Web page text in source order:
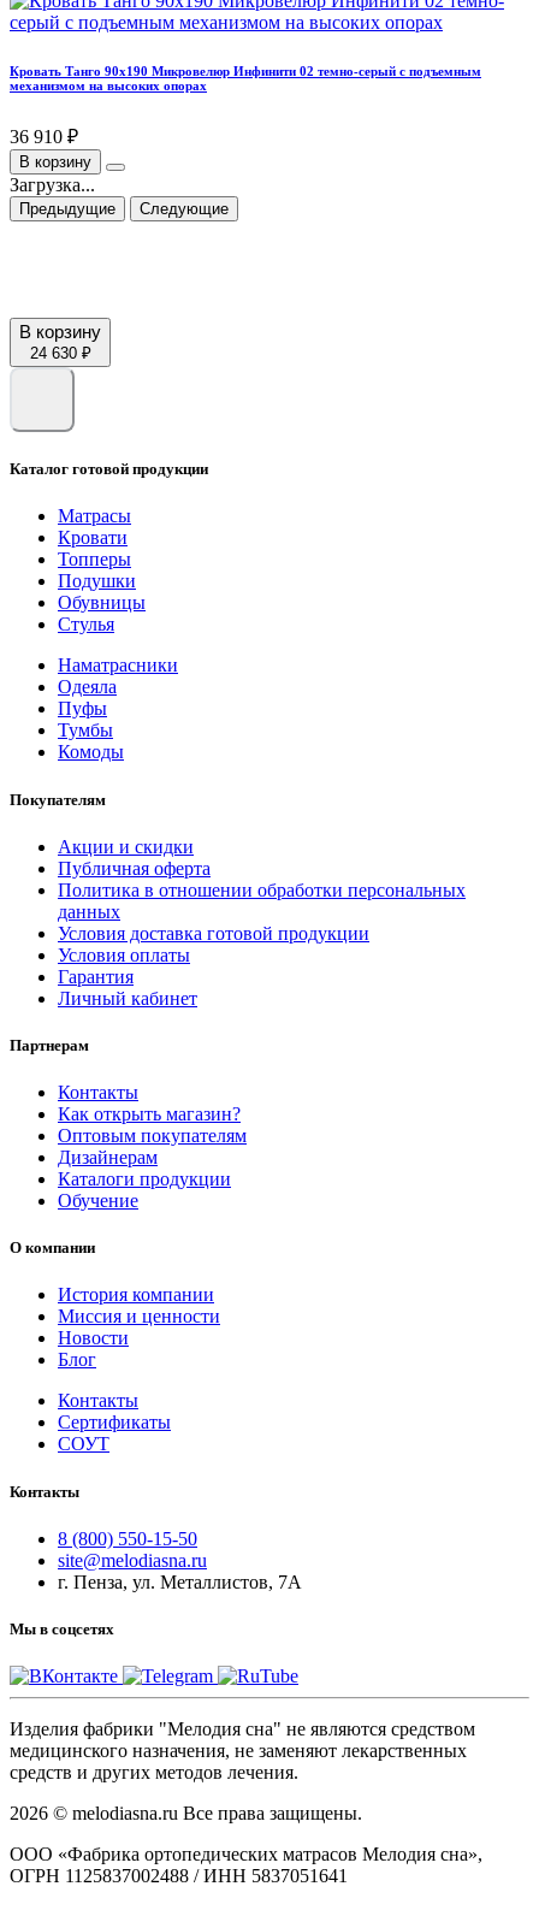
Кровать Танго 90х190 Микровелюр Инфинити 02 темно-серый с подъемным
механизмом на высоких опорах
36 910 ₽
В корзину
Загрузка...
Предыдущие Следующие
В корзину
24 630 ₽
Каталог готовой продукции
Матрасы
Кровати
Топперы
Подушки
Обувницы
Стулья
Наматрасники
Одеяла
Пуфы
Тумбы
Комоды
Покупателям
Акции и скидки
Публичная оферта
Политика в отношении обработки персональных
данных
Условия доставка готовой продукции
Условия оплаты
Гарантия
Личный кабинет
Партнерам
Контакты
Как открыть магазин?
Оптовым покупателям
Дизайнерам
Каталоги продукции
Обучение
О компании
История компании
Миссия и ценности
Новости
Блог
Контакты
Сертификаты
СОУТ
Контакты
8 (800) 550-15-50
site@melodiasna.ru
г. Пенза, ул. Металлистов, 7А
Мы в соцсетях
Изделия фабрики "Мелодия сна" не являются средством
медицинского назначения, не заменяют лекарственных
средств и других методов лечения.
2026 © melodiasna.ru Все права защищены.
ООО «Фабрика ортопедических матрасов Мелодия сна»,
ОГРН 1125837002488 / ИНН 5837051641